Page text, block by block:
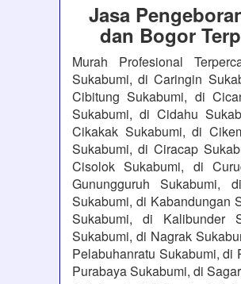
Jasa
dan Bogor
Murah Profesional
Sukabumi, di Caringin
Cibitung Sukabumi, di
Sukabumi, di Cidahu
Cikakak Sukabumi, di
Sukabumi, di Ciracap
Cisolok Sukabumi, di
Gunungguruh Sukabumi,
Sukabumi, di Kabandungan
Sukabumi, di Kalibunder
Sukabumi, di Nagrak
Pelabuhanratu Sukabumi, di
Purabaya Sukabumi, di